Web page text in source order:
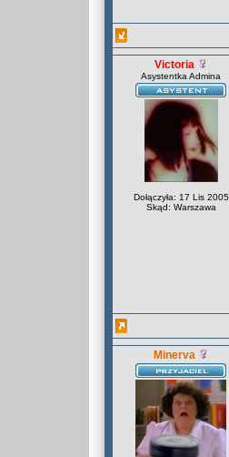
Victoria
Asystentka Admina
Dołączyła: 17 Lis 2005
Skąd: Warszawa
Minerva